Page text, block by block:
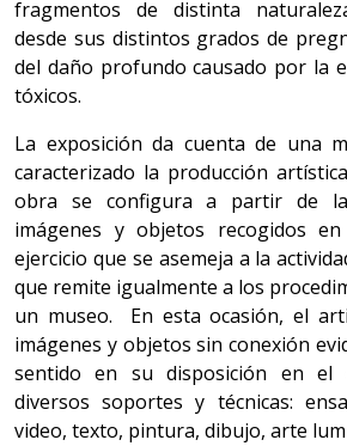
fragmentos de distinta
desde sus distintos grados de
del daño profundo causado por la
tóxicos.
La exposición da cuenta de una
caracterizado la producción
obra se configura a partir de la
imágenes y objetos recogidos
ejercicio que se asemeja a la
que remite igualmente a los
un museo. En esta ocasión, el
imágenes y objetos sin conexión
sentido en su disposición en el
diversos soportes y técnicas:
video, texto, pintura, dibujo, arte